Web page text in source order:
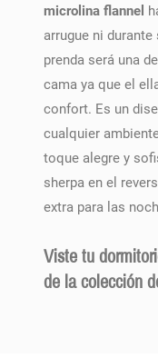
microlina flannel
arrugue ni
prenda será una
cama ya que el
confort. Es un
cualquier
toque alegre y
sherpa en el
extra para las
Viste tu
de la colección